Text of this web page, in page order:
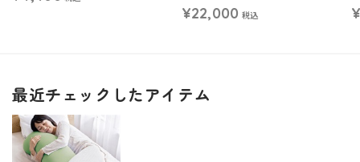
¥22,000 税込
最近チェックしたアイテム